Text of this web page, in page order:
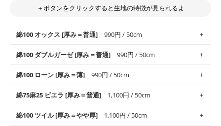
＋ボタンをクリックすると生地の特徴が見られるよ
綿100 オックス [厚み＝普通] 990円 / 50cm
使いやすさNo.1！しなやかさと適度な張りを併せ持ち、通気性の
高さがオックス生地の特徴です。当サイトのオックス生地は、
般にお使いいただけます。
※レッスンバッグ、上履き袋などの通園通学グッズにはツイル生
綿100 ダブルガーゼ [厚み＝普通] 990円 / 50cm
柔らかくふんわりとした肌触りが特徴です。ベビー用品やハンカ
チなど直接肌に触れるアイテムに最適です。高い吸湿性・通気性
す。
綿100 ローン [厚み＝薄] 990円 / 50cm
上質で薄手の平織りの生地です。軽やかさとなめらかな手触りの
良さが魅力。透け感があるので、涼しげなトップスなどに最適で
綿75麻25 ビエラ [厚み＝普通] 1,100円 / 50cm
綿100 ツイル [厚み＝やや厚] 1,100円 / 50cm